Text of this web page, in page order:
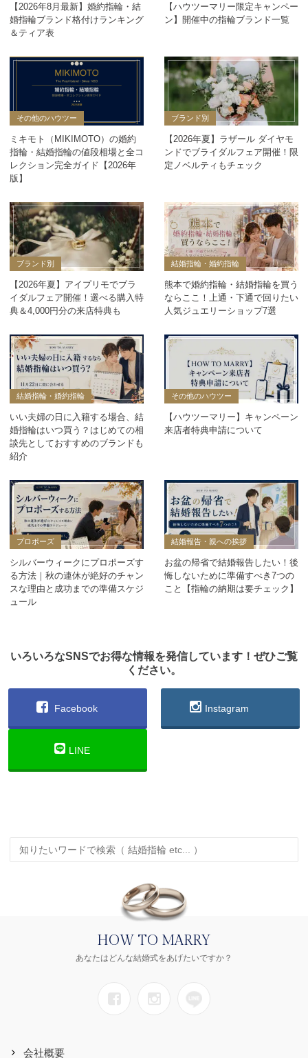
【2026年8月最新】婚約指輪・結
婚指輪ブランド格付けランキング
＆ティア表
【ハウツーマリー限定キャンペー
ン】開催中の指輪ブランド一覧
その他のハウツー
ミキモト（MIKIMOTO）の婚約
指輪・結婚指輪の値段相場と全コ
レクション完全ガイド【2026年
版】
ブランド別
【2026年夏】ラザール ダイヤモ
ンドでブライダルフェア開催！限
定ノベルティもチェック
ブランド別
【2026年夏】アイプリモでブラ
イダルフェア開催！選べる購入特
典＆4,000円分の来店特典も
結婚指輪・婚約指輪
熊本で婚約指輪・結婚指輪を買う
ならここ！上通・下通で回りたい
人気ジュエリーショップ7選
結婚指輪・婚約指輪
いい夫婦の日に入籍する場合、結
婚指輪はいつ買う？はじめての相
談先としておすすめのブランドも
紹介
その他のハウツー
【ハウツーマリー】キャンペーン
来店者特典申請について
プロポーズ
シルバーウィークにプロポーズす
る方法｜秋の連休が絶好のチャン
スな理由と成功までの準備スケジ
ュール
結婚報告・親への挨拶
お盆の帰省で結婚報告したい！後
悔しないために準備すべき7つの
こと【指輪の納期は要チェック】
いろいろなSNSでお得な情報を発信しています！ぜひご覧
ください。
Facebook Instagram
LINE
HOW TO MARRY
あなたはどんな結婚式をあげたいですか？
会社概要